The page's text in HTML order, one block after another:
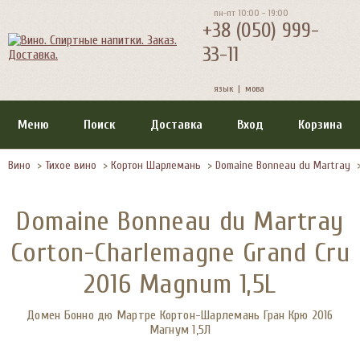
пн-пт 10:00 - 19:00
+38 (050) 999-
33-11
язык | мова
Меню Поиск Доставка Вход Корзина
Вино > Тихое вино > Кортон Шарлемань > Domaine Bonneau du Martray
Domaine Bonneau du Martray
Corton-Charlemagne Grand Cru
2016 Magnum 1,5L
Домен Бонно дю Мартре Кортон-Шарлемань Гран Крю 2016
Магнум 1,5Л